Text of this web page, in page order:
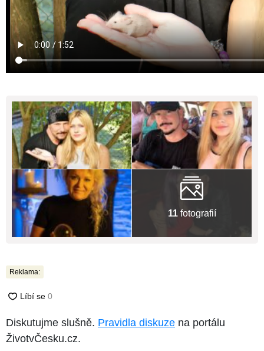
11fotografií
Reklama:
Diskutujme slušně. Pravidla diskuze na portálu
ŽivotvČesku.cz.